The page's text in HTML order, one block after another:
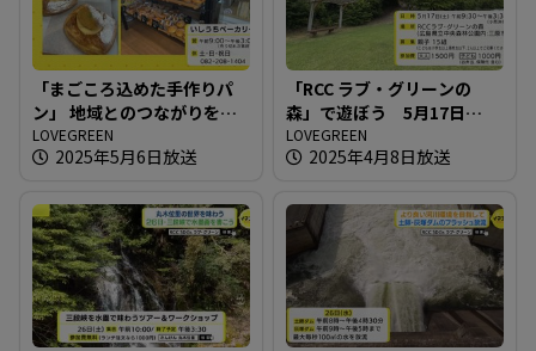
「まごころ込めた手作りパ
ン」 地域とのつながりを大
切に
LOVEGREEN
2025年5月6日放送
「RCC ラブ・グリーンの
森」で遊ぼう 5月17日
（土）参加親子募集中
LOVEGREEN
2025年4月8日放送